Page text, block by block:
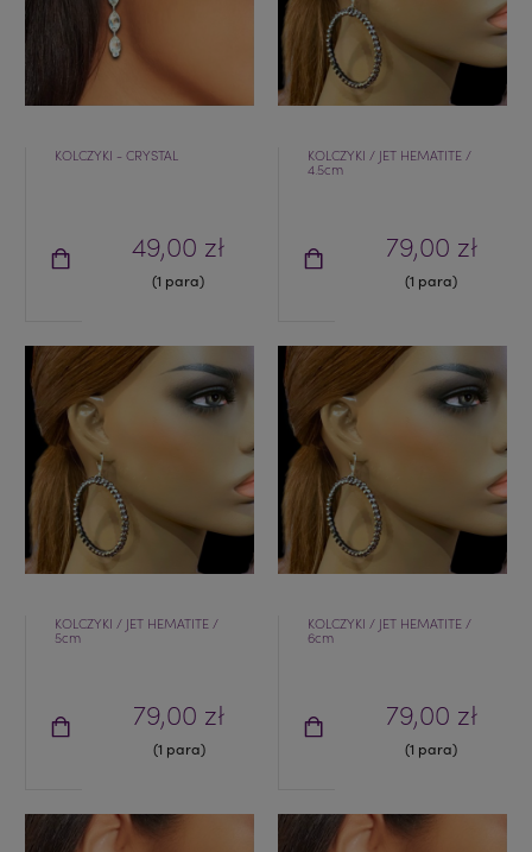
KOLCZYKI - CRYSTAL
49,00 zł
(1 para)
KOLCZYKI / JET HEMATITE /
4.5cm
79,00 zł
(1 para)
KOLCZYKI / JET HEMATITE /
5cm
79,00 zł
(1 para)
KOLCZYKI / JET HEMATITE /
6cm
79,00 zł
(1 para)